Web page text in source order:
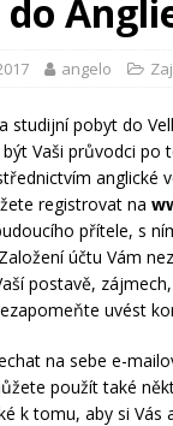
angelo
studijní pobyt do
Vaši průvodci po
anglické
registrovat na
přítele, s
účtu Vám
postavě,
uvést
na sebe e-
použít také
k tomu, aby si Vás